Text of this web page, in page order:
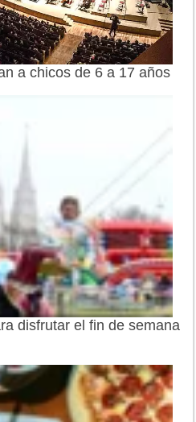
a chicos de 6 a 17 años
disfrutar el fin de semana